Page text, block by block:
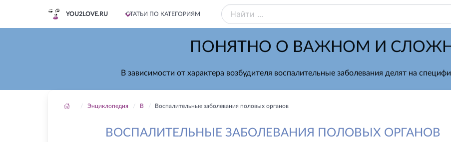
YOU2LOVE.RU СТАТЬИ ПО КАТЕГОРИЯМ
ПОНЯТНО О ВАЖНОМ И
В зависимости от характера возбудителя воспалительные заболевания делят на
Энциклопедия В Воспалительные заболевания половых органов
ВОСПАЛИТЕЛЬНЫЕ ЗАБОЛЕВАНИЯ ПОЛОВЫХ ОРГАНОВ